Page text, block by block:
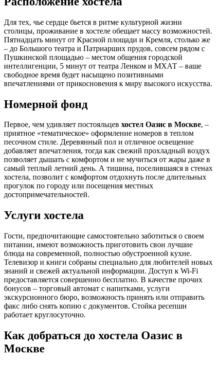
Для тех, чье сердце бьется в ритме культурной жизни
столицы, проживание в хостеле обещает массу возможностей.
Пятнадцать минут от Красной площади и Кремля, столько же
– до Большого театра и Патриарших прудов, совсем рядом с
Пушкинской площадью – местом общения городской
интеллигенции, 5 минут от театра Ленком и МХАТ – ваше
свободное время будет насыщено позитивными
впечатлениями от прикосновения к миру высокого искусства.
Номерной фонд
Первое, чем удивляет постояльцев хостел Оазис в Москве, –
приятное «тематическое» оформление номеров в теплом
песочном стиле. Деревянный пол и отличное освещение
добавляет впечатления, тогда как свежий прохладный воздух
позволяет дышать с комфортом и не мучиться от жары даже в
самый теплый летний день. А тишина, поселившаяся в стенах
хостела, позволит с комфортом отдохнуть после длительных
прогулок по городу или посещения местных
достопримечательностей.
Услуги хостела
Гости, предпочитающие самостоятельно заботиться о своем
питании, имеют возможность приготовить свои лучшие
блюда на современной, полностью обустроенной кухне.
Телевизор и книги собраны специально для любителей новых
знаний и свежей актуальной информации. Доступ к Wi-Fi
предоставляется совершенно бесплатно. В качестве прочих
бонусов – торговый автомат с напитками, услуги
экскурсионного бюро, возможность принять или отправить
факс либо снять копию с документов. Стойка ресепшн
работает круглосуточно.
Как добраться до хостела Оазис в
Москве